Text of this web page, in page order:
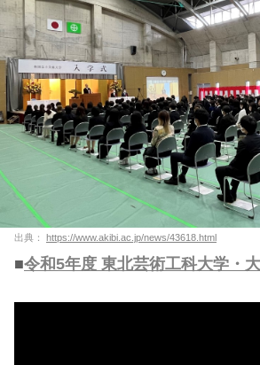
出典： https://www.akibi.ac.jp/news/43618.html
■令和5年度 東北芸術工科大学・